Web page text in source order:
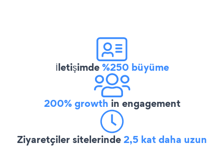
İletişimde%250 büyüme
200% growth in engagement
Ziyaretçiler sitelerinde2,5 kat daha uzun